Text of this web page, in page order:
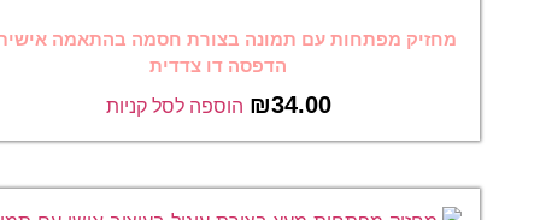
מחזיק מפתחות עם תמונה בצורת חסמה בהתאמה אישית –
הדפסה דו צדדית
₪34.00 הוספה לסל קניות